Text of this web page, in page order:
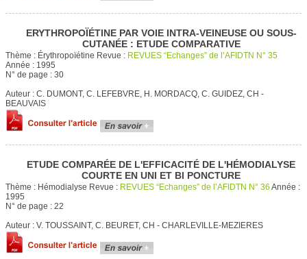
ERYTHROPOÏÉTINE PAR VOIE INTRA-VEINEUSE OU SOUS-
CUTANÉE : ETUDE COMPARATIVE
Thème : Érythropoïétine Revue : REVUES “Echanges” de l’AFIDTN N° 35
Année : 1995
N° de page : 30
Auteur : C. DUMONT, C. LEFEBVRE, H. MORDACQ, C. GUIDEZ, CH -
BEAUVAIS
ETUDE COMPARÉE DE L'EFFICACITÉ DE L'HÉMODIALYSE
COURTE EN UNI ET BI PONCTURE
Thème : Hémodialyse Revue : REVUES “Echanges” de l’AFIDTN N° 36 Année :
1995
N° de page : 22
Auteur : V. TOUSSAINT, C. BEURET, CH - CHARLEVILLE-MEZIERES